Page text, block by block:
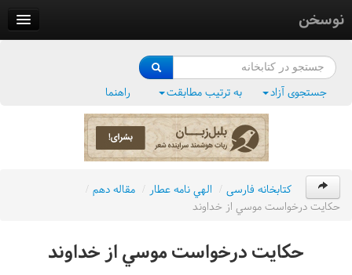
نوسخن
فرهنگ واژگان
جستجوی آزاد به ترتیب مطابقت راهنما
کتابخانه فارسی / الهي نامه عطار / مقاله دهم /
حکايت درخواست موسي از خداوند
حکايت درخواست موسي از خداوند